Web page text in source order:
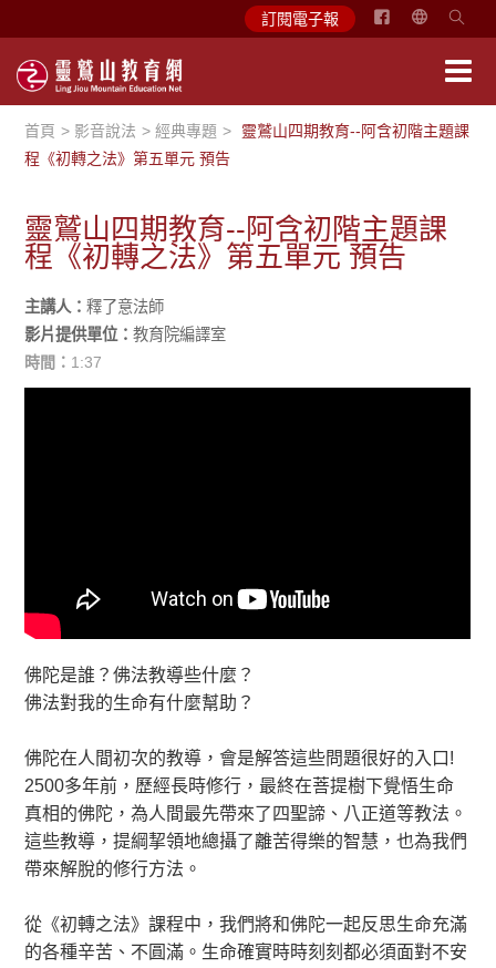
訂閱電子報
简
首頁 影音說法 經典專題
靈鷲山四期教育--阿含初階主題課
程《初轉之法》第五單元 預告
靈鷲山四期教育--阿含初階主題課
程《初轉之法》第五單元 預告
主講人：釋了意法師
影片提供單位：教育院編譯室
時間： 1:37
佛陀是誰？佛法教導些什麼？
佛法對我的生命有什麼幫助？
佛陀在人間初次的教導，會是解答這些問題很好的入口!
2500多年前，歷經長時修行，最終在菩提樹下覺悟生命
真相的佛陀，為人間最先帶來了四聖諦、八正道等教法。
這些教導，提綱挈領地總攝了離苦得樂的智慧，也為我們
帶來解脫的修行方法。
從《初轉之法》課程中，我們將和佛陀一起反思生命充滿
的各種辛苦、不圓滿。生命確實時時刻刻都必須面對不安